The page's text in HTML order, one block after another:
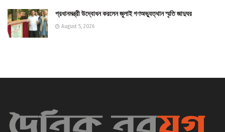
প্রধানমন্ত্রী উদ্বোধন করলেন জুলাই গণঅভ্যুত্থান স্মৃতি জাদুঘর
August 5, 2026